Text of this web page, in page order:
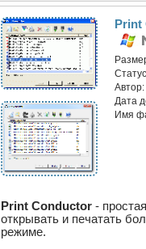
Print
Дата
Имя
Print Conductor -
открывать и печатать
режиме.